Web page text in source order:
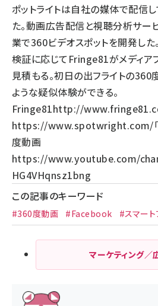
ポットライトは自社の媒体で配信
た。動画広告配信と視聴分析サ
業で360ビデオスポットを開発した
検証に応じてFringe81がメディア
見積もる。初日の出フライトの360
ような疑似体験ができる。
Fringe81http://
https://www.spotwright.com/
度動画
https://www.youtube.com/
HG4VHqnsz1bng
この記事のキーワード
#360度動画 #Facebook #スマート
マーケティング／